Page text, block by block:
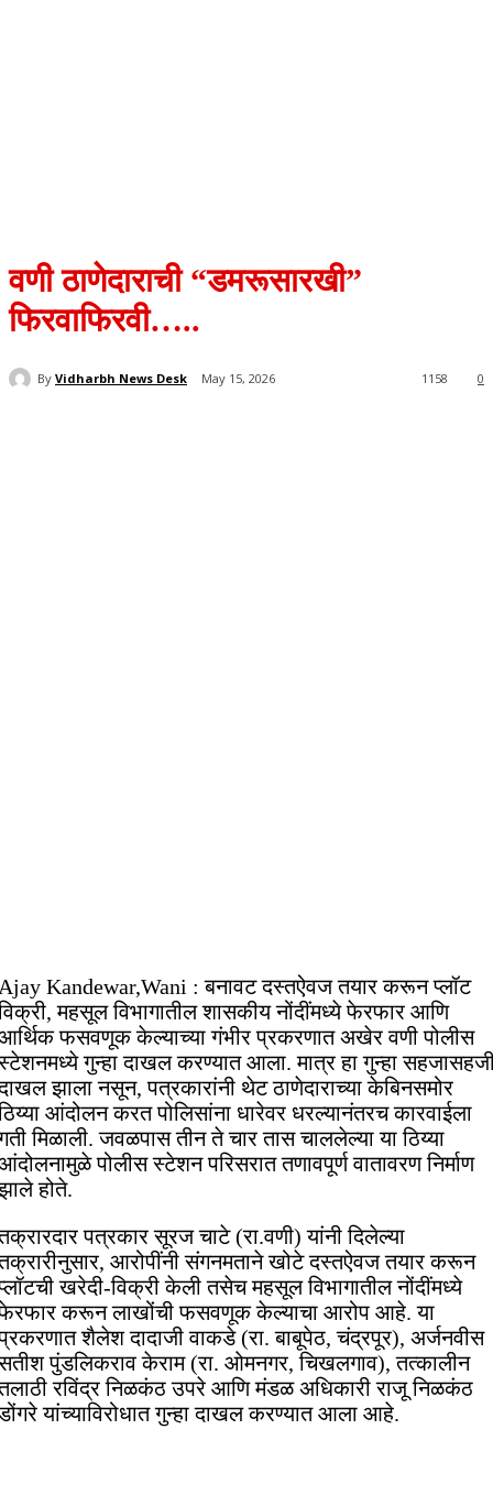
वणी ठाणेदाराची “डमरूसारखी”
फिरवाफिरवी…..
By Vidharbh News Desk May 15, 2026 0
1158
Kandewar,Wani : बनावट दस्तऐवज तयार करून प्लॉट
महसूल विभागातील शासकीय नोंदींमध्ये फेरफार आणि
फसवणूक केल्याच्या गंभीर प्रकरणात अखेर वणी पोलीस
गुन्हा दाखल करण्यात आला. मात्र हा गुन्हा
झाला नसून, पत्रकारांनी थेट ठाणेदाराच्या केबिनसमोर
आंदोलन करत पोलिसांना धारेवर धरल्यानंतरच कारवाईला
मिळाली. जवळपास तीन ते चार तास चाललेल्या या ठिय्या
पोलीस स्टेशन परिसरात तणावपूर्ण वातावरण निर्माण
होते.
पत्रकार सूरज चाटे (रा.वणी) यांनी दिलेल्या
आरोपींनी संगनमताने खोटे दस्तऐवज तयार करून
खरेदी-विक्री केली तसेच महसूल विभागातील नोंदींमध्ये
करून लाखोंची फसवणूक केल्याचा आरोप आहे. या
शैलेश दादाजी वाकडे (रा. बाबूपेठ, चंद्रपूर), अर्जनवीस
पुंडलिकराव केराम (रा. ओमनगर, चिखलगाव), तत्कालीन
रविंद्र निळकंठ उपरे आणि मंडळ अधिकारी राजू निळकंठ
यांच्याविरोधात गुन्हा दाखल करण्यात आला आहे.